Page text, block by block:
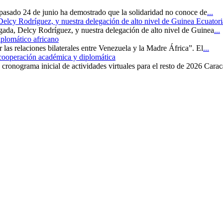
24 de junio ha demostrado que la solidaridad no conoce de...
Rodríguez, y nuestra delegación de alto nivel de Guinea
Delcy Rodríguez, y nuestra delegación de alto nivel de Guinea...
africano
relaciones bilaterales entre Venezuela y la Madre África”. El...
académica y diplomática
inicial de actividades virtuales para el resto de 2026